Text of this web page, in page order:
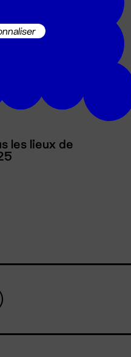
les lieux de